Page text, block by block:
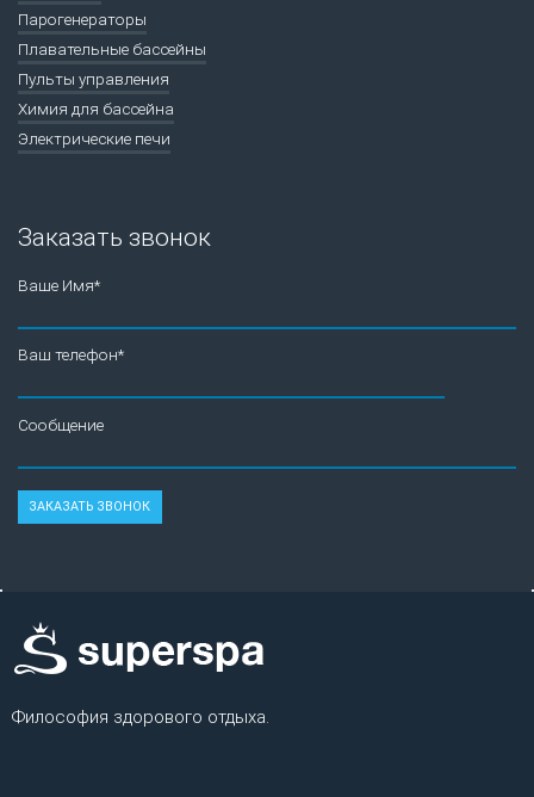
Парогенераторы
Плавательные бассейны
Пульты управления
Химия для бассейна
Электрические печи
Заказать звонок
Ваше Имя*
Ваш телефон*
Сообщение
Философия здорового отдыха.